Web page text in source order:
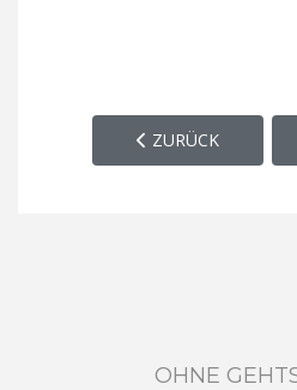
VORHERIGER
ZURÜCK
OHNE